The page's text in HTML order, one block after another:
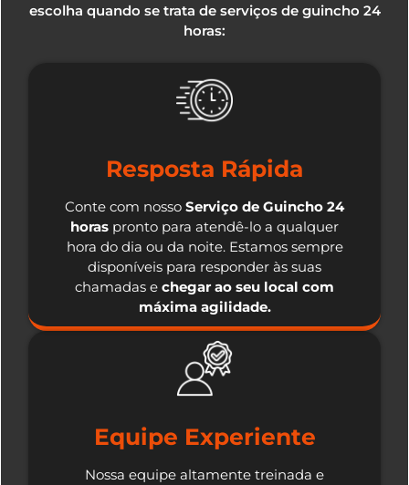
escolha quando se trata de serviços de guincho 24
horas:
Resposta Rápida
Conte com nosso Serviço de Guincho 24
horas pronto para atendê-lo a qualquer
hora do dia ou da noite. Estamos sempre
disponíveis para responder às suas
chamadas e chegar ao seu local com
máxima agilidade.
Equipe Experiente
Nossa equipe altamente treinada e